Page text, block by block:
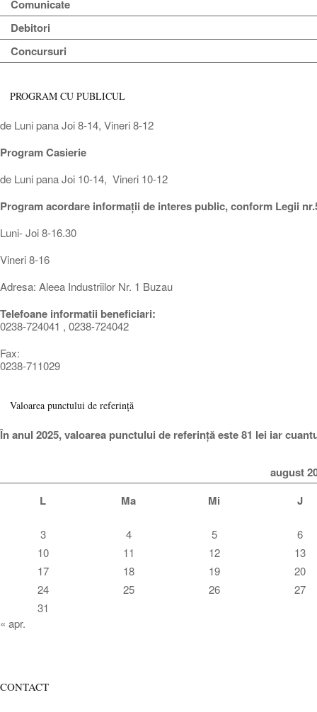
Comunicate
Debitori
Concursuri
PROGRAM CU PUBLICUL
de Luni pana Joi 8-14, Vineri 8-12
Program Casierie
de Luni pana Joi 10-14, Vineri 10-12
Program acordare informații de interes public, conform Legii
Luni- Joi 8-16.30
Vineri 8-16
Adresa: Aleea Industriilor Nr. 1 Buzau
Telefoane informatii beneficiari:
0238-724041 , 0238-724042
Fax:
0238-711029
Valoarea punctului de referință
În anul 2025, valoarea punctului de referință este 81 lei iar
august
L
Ma Mi J
3 4 5
6
10
11 12
13
17
18 19
20
24
25 26
27
31
« apr.
CONTACT